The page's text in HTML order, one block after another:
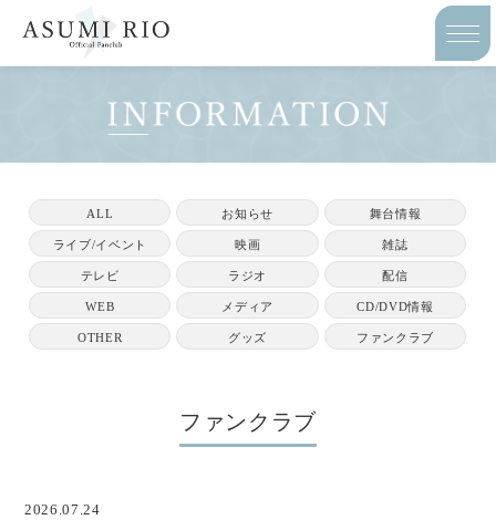
ALL お知らせ 舞台情報
ライブ/イベント 映画 雑誌
テレビ ラジオ 配信
WEB メディア CD/DVD情報
OTHER グッズ ファンクラブ
ファンクラブ
2026.07.24